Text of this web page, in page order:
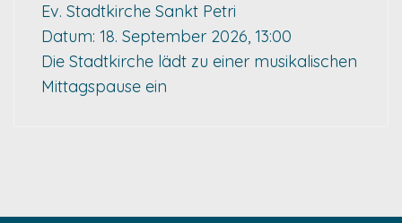
Ev. Stadtkirche Sankt Petri
Datum: 18. September 2026, 13:00
Die Stadtkirche lädt zu einer musikalischen
Mittagspause ein